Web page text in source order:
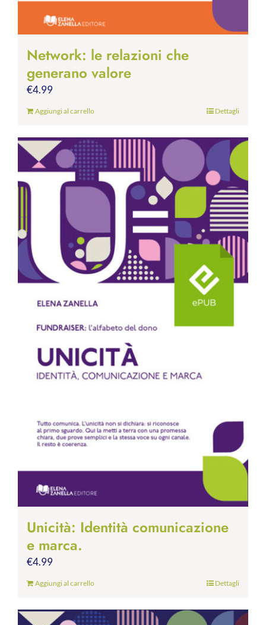
Network: le relazioni che
generano valore
€4.99
Aggiungi al carrello Dettagli
Unicità: Identità comunicazione
e marca.
€4.99
Aggiungi al carrello Dettagli